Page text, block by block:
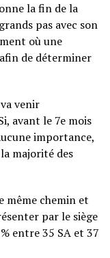
la fin de la
pas avec son
où une
de déterminer
venir
avant le 7e mois
importance,
majorité des
même chemin et
par le siège
entre 35 SA et 37